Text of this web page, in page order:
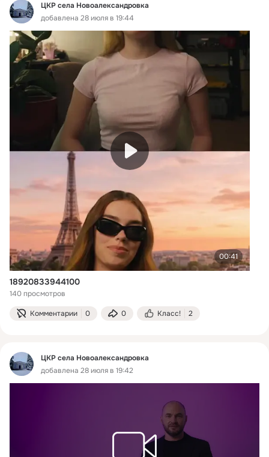
ЦКР села Новоалександровка
добавлена 28 июля в 19:44
00:41
18920833944100
140 просмотров
Комментарии 0 0 Класс! 2
ЦКР села Новоалександровка
добавлена 28 июля в 19:42